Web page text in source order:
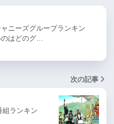
ニーズグループランキン
はどのグ…
次の記事
組ランキン